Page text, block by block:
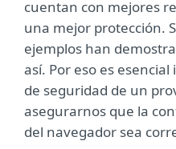
cuentan con mejores
una mejor protección.
ejemplos han
así. Por eso es
de seguridad de un
asegurarnos que la
del navegador sea